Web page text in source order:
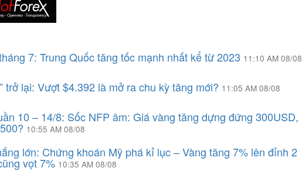
7: Trung Quốc tăng tốc mạnh nhất kể từ 2023 11:10 AM 08/08
trở lại: Vượt $4.392 là mở ra chu kỳ tăng mới? 11:05 AM 08/08
10 – 14/8: Sốc NFP âm: Giá vàng tăng dựng đứng 300USD,
10:55 AM 08/08
lớn: Chứng khoán Mỹ phá kỉ lục – Vàng tăng 7% lên đỉnh 2
vọt 7% 10:35 AM 08/08